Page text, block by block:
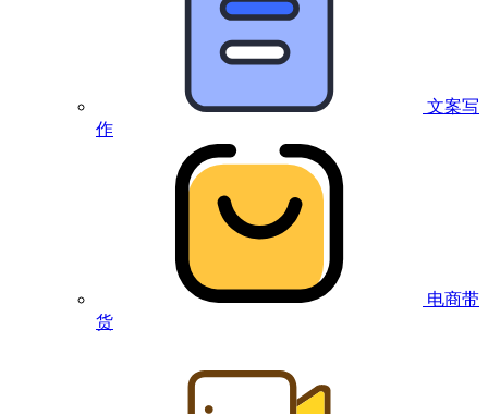
文案写
作
电商带
货